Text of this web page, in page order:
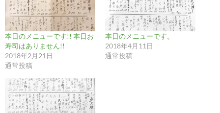
本日のメニューです!! 本日お
寿司はありません!!
2018年2月21日
通常投稿
本日のメニューです。
2018年4月11日
通常投稿